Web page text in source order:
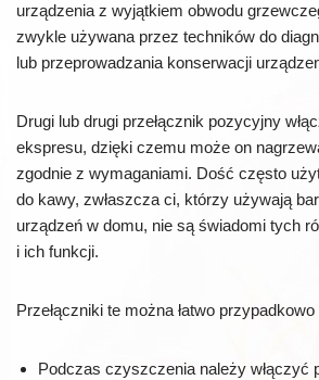
urządzenia z wyjątkiem obwodu
zwykle używana przez techników do
lub przeprowadzania konserwacji
Drugi lub drugi przełącznik pozycyjny
ekspresu, dzięki czemu może on
zgodnie z wymaganiami. Dość często
do kawy, zwłaszcza ci, którzy używają
urządzeń w domu, nie są świadomi tych
i ich funkcji.
Przełączniki te można łatwo
Podczas czyszczenia należy włączyć